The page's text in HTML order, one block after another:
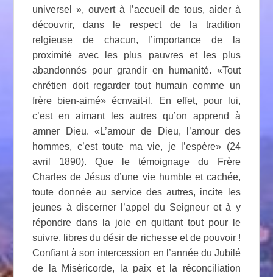
universel », ouvert à l’accueil de tous, aider à
découvrir, dans le respect de la tradition
relgieuse de chacun, l’importance de la
proximité avec les plus pauvres et les plus
abandonnés pour grandir en humanité. «Tout
chrétien doit regarder tout humain comme un
frère bien-aimé» écnvait-il. En effet, pour lui,
c’est en aimant les autres qu’on apprend à
amner Dieu. «L’amour de Dieu, l’amour des
hommes, c’est toute ma vie, je l’espère» (24
avril 1890). Que le témoignage du Frère
Charles de Jésus d’une vie humble et cachée,
toute donnée au service des autres, incite les
jeunes à discerner l’appel du Seigneur et à y
répondre dans la joie en quittant tout pour le
suivre, libres du désir de richesse et de pouvoir !
Confiant à son intercession en l’année du Jubilé
de la Miséricorde, la paix et la réconciliation